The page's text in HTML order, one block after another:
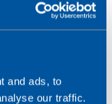
and ads, to
our traffic.